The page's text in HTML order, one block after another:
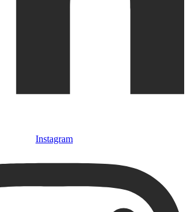
Instagram